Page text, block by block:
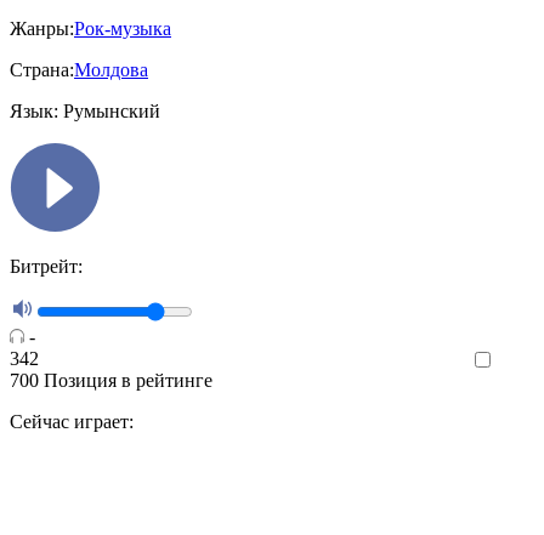
Жанры:Рок-музыка
Страна:Молдова
Язык: Румынский
Битрейт:
-
342
700 Позиция в рейтинге
Сейчас играет: